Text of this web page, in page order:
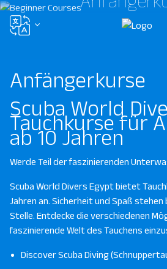
Anfängerkurse
Scuba World
Tauchkurse für
ab 10 Jahren
Werde Teil der faszinierenden
Scuba World Divers Egypt bietet
Jahren an. Sicherheit und Spaß
Stelle. Entdecke die verschiedenen
faszinierende Welt des Tauchens
Discover Scuba Diving